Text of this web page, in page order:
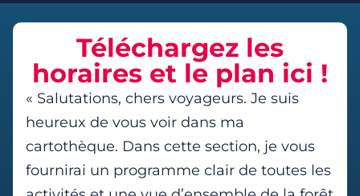
Téléchargez les
horaires et le plan ici !
« Salutations, chers voyageurs. Je suis
heureux de vous voir dans ma
cartothèque. Dans cette section, je vous
fournirai un programme clair de toutes les